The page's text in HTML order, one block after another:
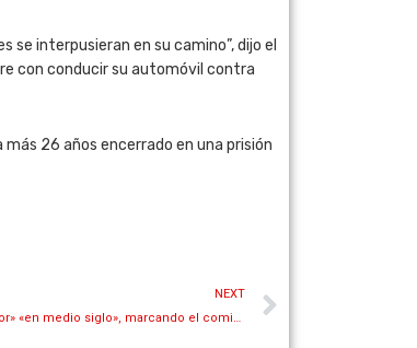
interpusieran en su camino”, dijo el
con conducir su automóvil contra
26 años encerrado en una prisión
NEXT
El presidente de Biden más «religiosamente observador» «en medio siglo», marcando el comienzo de un «cristianismo liberal»